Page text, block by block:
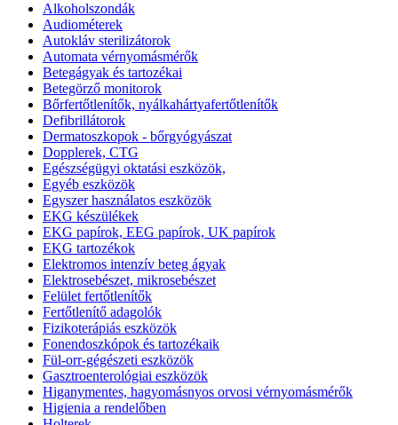
Alkoholszondák
Audiométerek
Autokláv sterilizátorok
Automata vérnyomásmérők
Betegágyak és tartozékai
Betegörző monitorok
Bőrfertőtlenítők, nyálkahártyafertőtlenítők
Defibrillátorok
Dermatoszkopok - bőrgyógyászat
Dopplerek, CTG
Egészségügyi oktatási eszközök,
Egyéb eszközök
Egyszer használatos eszközök
EKG készülékek
EKG papírok, EEG papírok, UK papírok
EKG tartozékok
Elektromos intenzív beteg ágyak
Elektrosebészet, mikrosebészet
Felület fertőtlenítők
Fertőtlenítő adagolók
Fizikoterápiás eszközök
Fonendoszkópok és tartozékaik
Fül-orr-gégészeti eszközök
Gasztroenterológiai eszközök
Higanymentes, hagyomásnyos orvosi vérnyomásmérők
Higienia a rendelőben